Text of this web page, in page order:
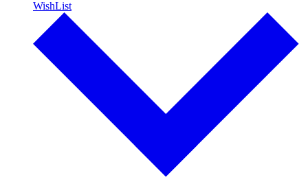
WishList